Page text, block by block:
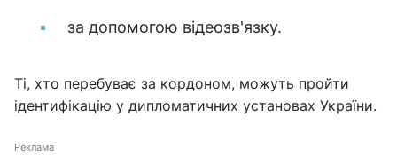
за допомогою відеозв'язку.
Ті, хто перебуває за кордоном, можуть пройти
ідентифікацію у дипломатичних установах України.
Реклама